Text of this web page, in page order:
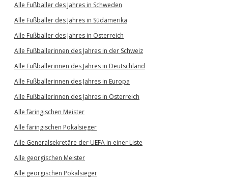
Alle Fußballer des Jahres in Schweden
Alle Fußballer des Jahres in Südamerika
Alle Fußballer des Jahres in Österreich
Alle Fußballerinnen des Jahres in der Schweiz
Alle Fußballerinnen des Jahres in Deutschland
Alle Fußballerinnen des Jahres in Europa
Alle Fußballerinnen des Jahres in Österreich
Alle färingischen Meister
Alle färingischen Pokalsieger
Alle Generalsekretäre der UEFA in einer Liste
Alle georgischen Meister
Alle georgischen Pokalsieger